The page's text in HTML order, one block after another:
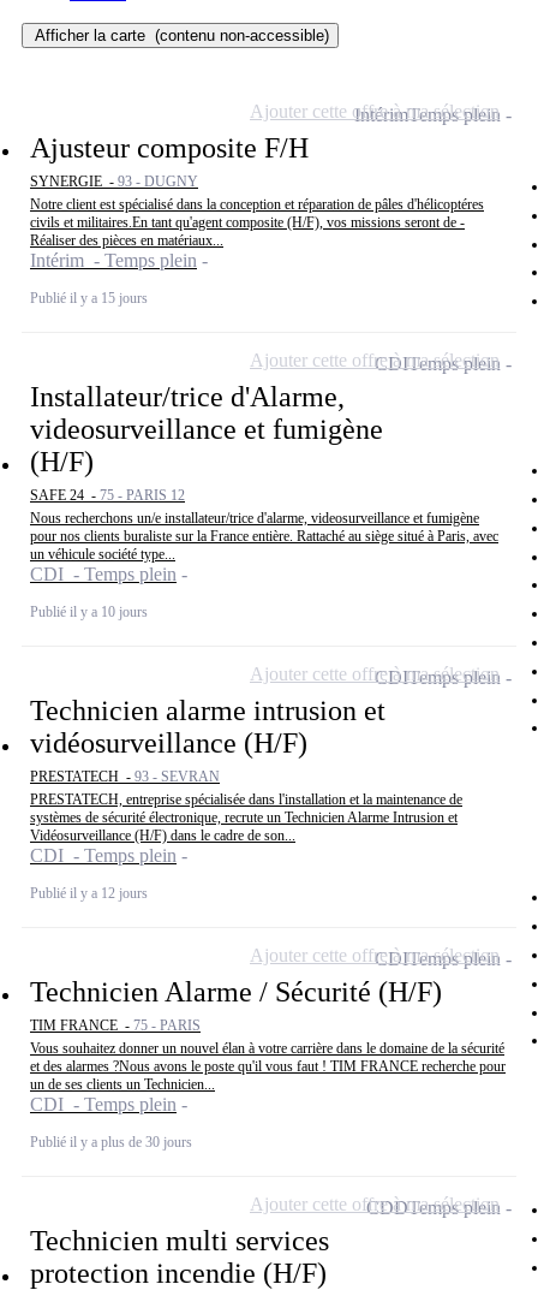
Afficher la carte (contenu non-accessible)
Ajusteur composite F/H
SYNERGIE - 93 - DUGNY
Notre client est spécialisé dans la conception et réparation de pâles d'hélicoptéres
civils et militaires.En tant qu'agent composite (H/F), vos missions seront de -
Réaliser des pièces en matériaux...
Intérim - Temps plein
Publié il y a 15 jours
IntérimTemps plein
Ajouter cette offre à ma sélection
Installateur/trice d'Alarme,
videosurveillance et fumigène
(H/F)
SAFE 24 - 75 - PARIS 12
Nous recherchons un/e installateur/trice d'alarme, videosurveillance et fumigène
pour nos clients buraliste sur la France entière. Rattaché au siège situé à Paris, avec
un véhicule société type...
CDI - Temps plein
Publié il y a 10 jours
CDITemps plein
Ajouter cette offre à ma sélection
Technicien alarme intrusion et
vidéosurveillance (H/F)
PRESTATECH - 93 - SEVRAN
PRESTATECH, entreprise spécialisée dans l'installation et la maintenance de
systèmes de sécurité électronique, recrute un Technicien Alarme Intrusion et
Vidéosurveillance (H/F) dans le cadre de son...
CDI - Temps plein
Publié il y a 12 jours
CDITemps plein
Ajouter cette offre à ma sélection
Technicien Alarme / Sécurité (H/F)
TIM FRANCE - 75 - PARIS
Vous souhaitez donner un nouvel élan à votre carrière dans le domaine de la sécurité
et des alarmes ?Nous avons le poste qu'il vous faut ! TIM FRANCE recherche pour
un de ses clients un Technicien...
CDI - Temps plein
Publié il y a plus de 30 jours
CDITemps plein
Ajouter cette offre à ma sélection
Technicien multi services
protection incendie (H/F)
CDDTemps plein
Ajouter cette offre à ma sélection